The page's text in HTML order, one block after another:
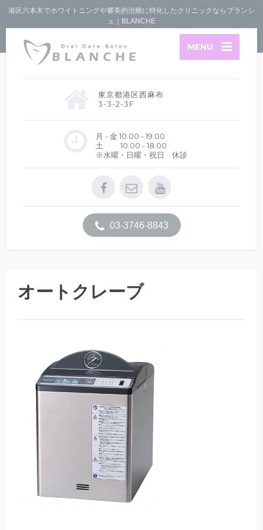
港区六本木でホワイトニングや審美的治療に特化したクリニックならブランシ
ェ｜BLANCHE
MENU
東京都港区西麻布
3-3-2-3F
月 - 金 10.00 - 19.00
土 10.00 - 18.00
※水曜・日曜・祝日 休診
03-3746-8843
オートクレーブ